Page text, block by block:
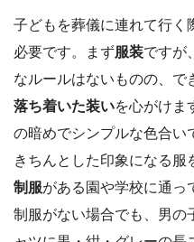
子どもを葬儀に連れて行く
必要です。まず服装ですが
なルールはないものの、で
落ち着いた装いを心がけま
の暗めでシンプルな色合い
きちんとした印象になる服
制服がある園や学校に通っ
制服がない場合でも、男の